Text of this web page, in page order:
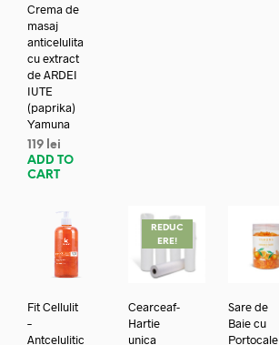
Crema de
masaj
anticelulita
cu extract
de ARDEI
IUTE
(paprika)
Yamuna
119 lei
ADD TO
CART
Fit Cellulit
–
Antcelulitic
REDUC
ERE!
Cearceaf-
Hartie
unica
Sare de
Baie cu
Portocale